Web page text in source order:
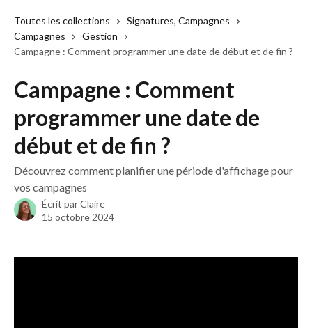
Toutes les collections
Signatures, Campagnes
Campagnes
Gestion
Campagne : Comment programmer une date de début et de fin ?
Campagne : Comment
programmer une date de
début et de fin ?
Découvrez comment planifier une période d'affichage pour
vos campagnes
Écrit parClaire
15 octobre 2024